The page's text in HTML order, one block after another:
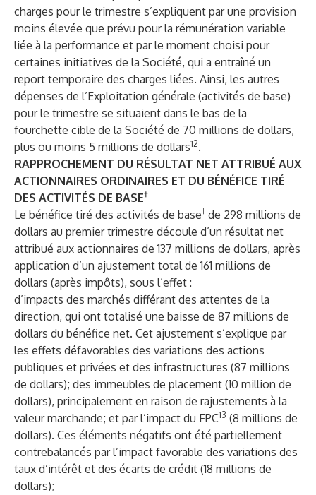
charges pour le trimestre s’expliquent par une provision
moins élevée que prévu pour la rémunération variable
liée à la performance et par le moment choisi pour
certaines initiatives de la Société, qui a entraîné un
report temporaire des charges liées. Ainsi, les autres
dépenses de l’Exploitation générale (activités de base)
pour le trimestre se situaient dans le bas de la
fourchette cible de la Société de 70 millions de dollars,
plus ou moins 5 millions de dollars12.
RAPPROCHEMENT DU RÉSULTAT NET ATTRIBUÉ AUX
ACTIONNAIRES ORDINAIRES ET DU BÉNÉFICE TIRÉ
DES ACTIVITÉS DE BASE†
Le bénéfice tiré des activités de base† de 298 millions de
dollars au premier trimestre découle d’un résultat net
attribué aux actionnaires de 137 millions de dollars, après
application d’un ajustement total de 161 millions de
dollars (après impôts), sous l’effet :
d’impacts des marchés différant des attentes de la
direction, qui ont totalisé une baisse de 87 millions de
dollars du bénéfice net. Cet ajustement s’explique par
les effets défavorables des variations des actions
publiques et privées et des infrastructures (87 millions
de dollars); des immeubles de placement (10 million de
dollars), principalement en raison de rajustements à la
valeur marchande; et par l’impact du FPC13 (8 millions de
dollars). Ces éléments négatifs ont été partiellement
contrebalancés par l’impact favorable des variations des
taux d’intérêt et des écarts de crédit (18 millions de
dollars);